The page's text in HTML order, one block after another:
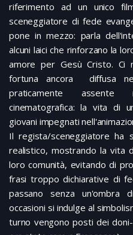
riferimento ad un unico
sceneggiatore di fede
pone in mezzo: parla
alcuni laici che rinforzano la
amore per Gesù Cristo. Ci
fortuna ancora diffusa
praticamente assente
cinematografica: la vita di
giovani impegnati
Il regista/sceneggiatore ha
realistico, mostrando la vita
loro comunità, evitando di
frasi troppo dichiarative di
passano senza un'ombra
occasioni si indulge al
turno vengono posti dei